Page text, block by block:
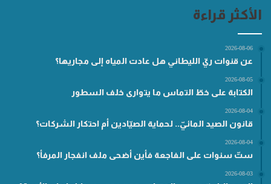
الأكثر قراءة
2026-08-06
عن قنوات ريّ الليطاني هل عادت المياه إلى مجاريها؟
2026-08-05
الكتابة على خطّ التماس ما يتوارى خلف السطور
2026-08-04
قانون الصيد المائيّ.. لحماية الصيّادين أم احتكار الشركات؟
2026-08-04
ستّ سنوات على الفاجعة فأين أضحى ملف انفجار المرفأ؟
2026-08-03